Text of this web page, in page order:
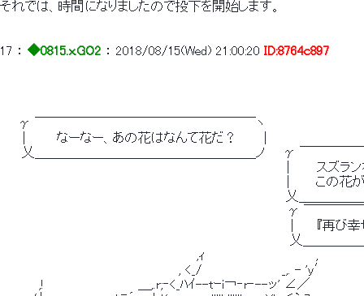
それでは、時間になりましたので投下を開始します。
17 ： ◆0815.x.GO2 ： 2018/08/15(Wed) 21:00:20 ID:8764c897
γ ￣￣￣￣￣￣￣￣￣￣￣￣￣￣￣￣￣ヽ
｜　 　 なーなー、あの花はなんて花だ？　　　|
乂＿＿＿＿＿＿＿＿＿＿＿＿＿＿＿＿＿ノ　　γ ￣￣￣￣
|　　　スズランね、小さなお花が
|　 　 この花が咲くと、春が来た
乂＿＿＿＿＿＿＿＿＿＿＿＿
γ ￣￣￣￣￣￣￣￣￣￣￣￣
｜ 　 『再び幸せが訪れる』って
乂＿＿＿＿＿＿＿＿＿＿＿＿
,ｨ　　　　　　　　　　　　 ,
, <_/　　　　　　　 　 _,. - 'y′
,!　　　　　　　　　　 ＿,.r;‐<_ﾊｲ--tｰi￢‐r‐--ッ' ∠／　　　　　　　